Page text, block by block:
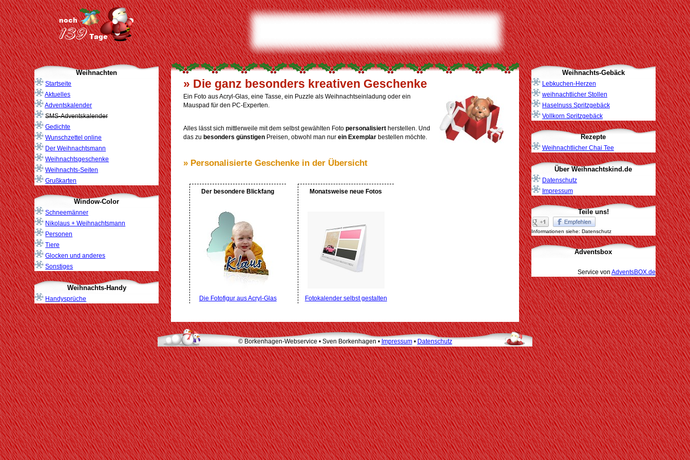
Weihnachten
Startseite
Aktuelles
Adventskalender
SMS-Adventskalender
Gedichte
Wunschzettel online
Der Weihnachtsmann
Weihnachtsgeschenke
Weihnachts-Seiten
Grußkarten
Window-Color
Schneemänner
Nikolaus + Weihnachtsmann
Personen
Tiere
Glocken und anderes
Sonstiges
Weihnachts-Handy
Handysprüche
» Die ganz besonders kreativen Geschenke
Ein Foto aus Acryl-Glas, eine Tasse, ein Puzzle als Weihnachtseinladung oder ein
Mauspad für den PC-Experten.
Alles lässt sich mittlerweile mit dem selbst gewählten Fotopersonalisiert herstellen. Und
das zu besonders günstigen Preisen, obwohl man nurein Exemplar bestellen möchte.
» Personalisierte Geschenke in der Übersicht
Der besondere Blickfang
Die Fotofigur aus Acryl-Glas
Monatsweise neue Fotos
Fotokalender selbst gestalten
Weihnachts-Gebäck
Lebkuchen-Herzen
weihnachtlicher Stollen
Haselnuss Spritzgebäck
Vollkorn Spritzgebäck
Rezepte
Weihnachtlicher Chai Tee
Über Weihnachtskind.de
Datenschutz
Impressum
Teile uns!
Informationen siehe: Datenschutz
Adventsbox
Service von AdventsBOX.de
© Borkenhagen-Webservice • Sven Borkenhagen • Impressum• Datenschutz